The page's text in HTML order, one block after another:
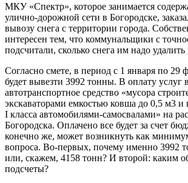
МКУ «Спектр», которое занимается
улично-дорожной сети в Богородске,
вывозу снега с территории города.
интересен тем, что коммунальщики с
подсчитали, сколько снега им надо удалить
Согласно смете, в период с 1 января по 29
будет вывезти 3992 тонны. В оплату услуг
автотранспортное средство «мусора
экскаваторами емкостью ковша до 0,5 м3 и
I класса автомобилями-самосвалами» на
Богородска. Оплачено все будет за счет
конечно же, может возникнуть как
вопроса. Во-первых, почему именно 3992
или, скажем, 4158 тонн? И второй: каким
подсчеты?